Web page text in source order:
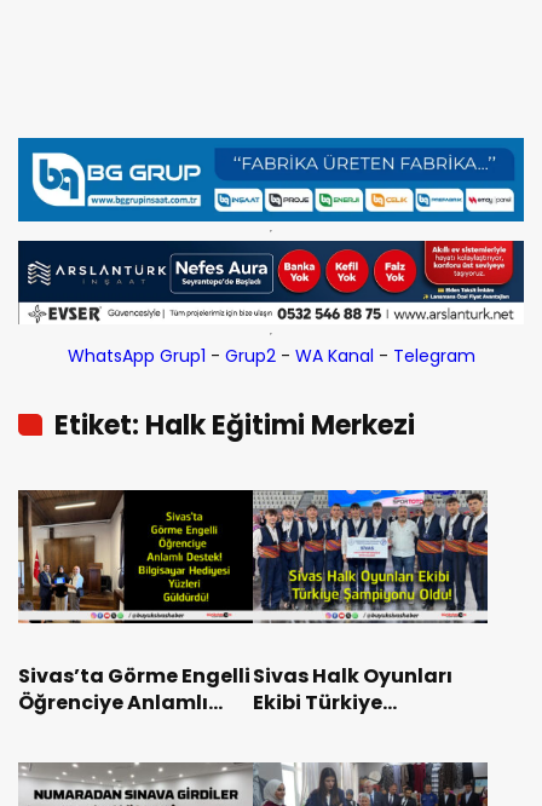
WhatsApp Grup1 - Grup2- WA Kanal - Telegram
Etiket: Halk Eğitimi Merkezi
Sivas’ta Görme Engelli
Öğrenciye Anlamlı
Hediyesi Yüzleri
Güldürdü!
Sivas Halk Oyunları
Ekibi Türkiye